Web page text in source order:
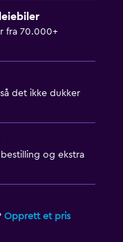
fra 70.000+
det ikke dukker
og ekstra
Opprett et pris